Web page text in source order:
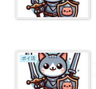
ポイ活